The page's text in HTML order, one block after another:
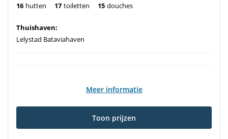
16 hutten 17 toiletten 15 douches
Thuishaven:
Lelystad Bataviahaven
Meer informatie
Toon prijzen